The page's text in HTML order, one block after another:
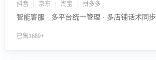
抖音 | 京东 | 淘宝 | 拼多多
智能客服 · 多平台统一管理 · 多店铺话术同步
已售1689+